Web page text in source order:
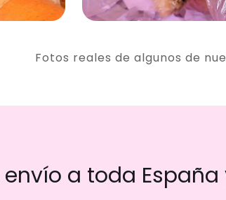
Fotos reales de algunos de
a toda